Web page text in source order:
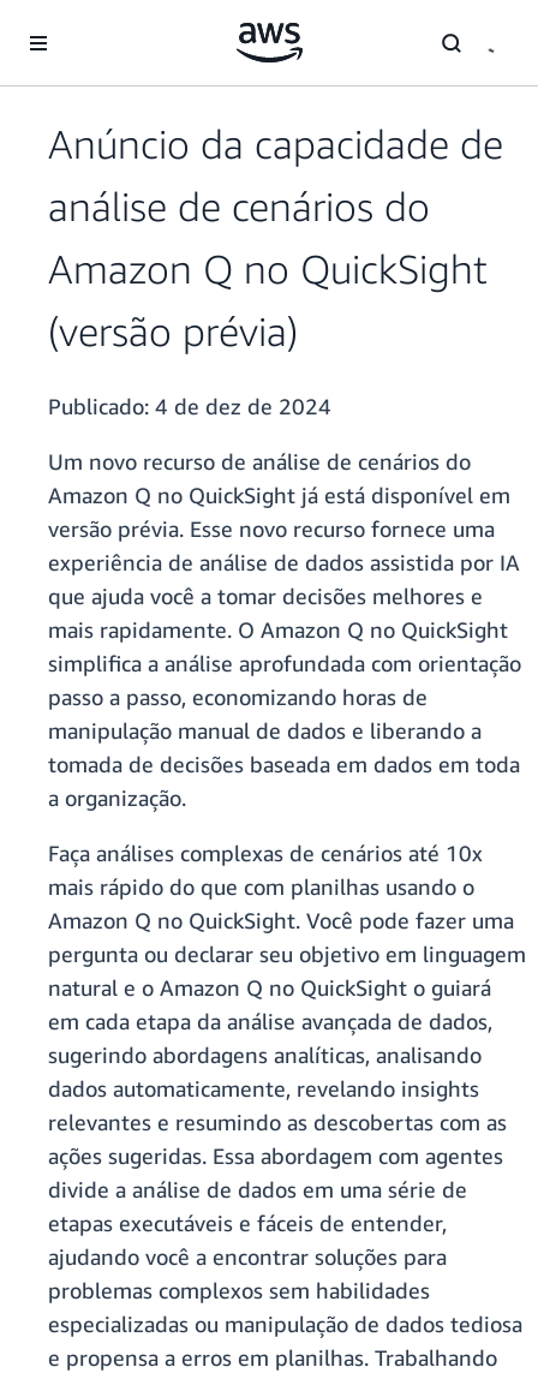
Pular para o conteúdo principal
Anúncio da capacidade de
análise de cenários do
Amazon Q no QuickSight
(versão prévia)
Publicado: 4 de dez de 2024
Um novo recurso de análise de cenários do
Amazon Q no QuickSight já está disponível em
versão prévia. Esse novo recurso fornece uma
experiência de análise de dados assistida por IA
que ajuda você a tomar decisões melhores e
mais rapidamente. O Amazon Q no QuickSight
simplifica a análise aprofundada com orientação
passo a passo, economizando horas de
manipulação manual de dados e liberando a
tomada de decisões baseada em dados em toda
a organização.
Faça análises complexas de cenários até 10x
mais rápido do que com planilhas usando o
Amazon Q no QuickSight. Você pode fazer uma
pergunta ou declarar seu objetivo em linguagem
natural e o Amazon Q no QuickSight o guiará
em cada etapa da análise avançada de dados,
sugerindo abordagens analíticas, analisando
dados automaticamente, revelando insights
relevantes e resumindo as descobertas com as
ações sugeridas. Essa abordagem com agentes
divide a análise de dados em uma série de
etapas executáveis e fáceis de entender,
ajudando você a encontrar soluções para
problemas complexos sem habilidades
especializadas ou manipulação de dados tediosa
e propensa a erros em planilhas. Trabalhando